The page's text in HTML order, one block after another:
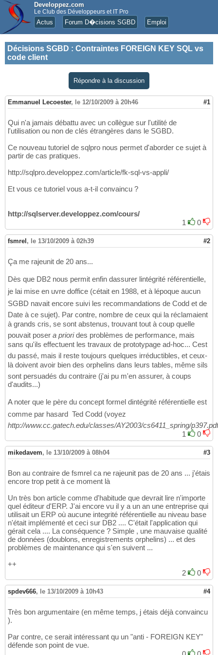
Developpez.com
Le Club des Développeurs et IT Pro
Actus Forum D�cisions SGBD Emploi
Décisions SGBD : Contraintes FOREIGN KEY SQL vs
code client
Répondre à la discussion
Emmanuel Lecoester, le 12/10/2009 à 20h46 #1
Qui n'a jamais débattu avec un collègue sur l'utilité de
l'utilisation ou non de clés étrangères dans le SGBD.
Ce nouveau tutoriel de sqlpro nous permet d'aborder ce sujet à
partir de cas pratiques.
http://sqlpro.developpez.com/article/fk-sql-vs-appli/
Et vous ce tutoriel vous a-t-il convaincu ?
http://sqlserver.developpez.com/cours/
1
0
fsmrel , le 13/10/2009 à 02h39 #2
Ça me rajeunit de 20 ans...
Dès que DB2 nous permit enfin dassurer lintégrité référentielle,
je lai mise en uvre doffice (cétait en 1988, et à lépoque aucun
SGBD navait encore suivi les recommandations de Codd et de
Date à ce sujet). Par contre, nombre de ceux qui la réclamaient
à grands cris, se sont abstenus, trouvant tout à coup quelle
pouvait poser a priorides problèmes de performance, mais
sans qu'ils effectuent les travaux de prototypage ad-hoc... Cest
du passé, mais il reste toujours quelques irréductibles, et ceux-
là doivent avoir bien des orphelins dans leurs tables, même sils
sont persuadés du contraire (j'ai pu m'en assurer, à coups
d'audits...)
A noter que le père du concept formel dintégrité référentielle est 
comme par hasard  Ted Codd (voyez
http://www.cc.gatech.edu/classes/AY2003/cs6411_spring/p397.pdf
1
0
mikedavem, le 13/10/2009 à 08h04 #3
Bon au contraire de fsmrel ca ne rajeunit pas de 20 ans ... j'étais
encore trop petit à ce moment là
Un très bon article comme d'habitude que devrait lire n'importe
quel éditeur d'ERP. J'ai encore vu il y a un an une entreprise qui
utilisait un ERP où aucune integrité référentielle au niveau base
n'était implémenté et ceci sur DB2 .... C'était l'application qui
gérait cela .... La conséquence ? Simple , une mauvaise qualité
de données (doublons, enregistrements orphelins) ... et des
problèmes de maintenance qui s'en suivent ...
++
2
0
spdev666, le 13/10/2009 à 10h43 #4
Très bon argumentaire (en même temps, j étais déjà convaincu
).
Par contre, ce serait intéressant qu un "anti - FOREIGN KEY"
défende son point de vue.